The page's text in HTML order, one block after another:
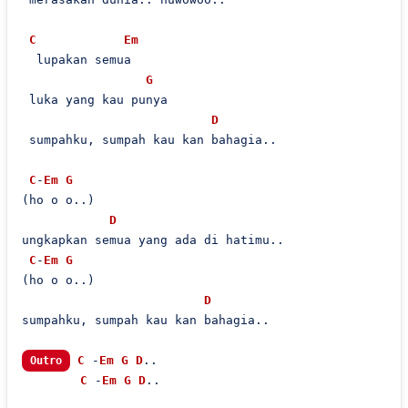
C
Em
  lupakan semua
G
luka yang kau punya
D
sumpahku, sumpah kau kan bahagia..
C - Em G
(ho o o..)
D
ungkapkan semua yang ada di hatimu..
C - Em G
(ho o o..)
D
sumpahku, sumpah kau kan bahagia..
Outro C - Em G D..
C - Em G D..